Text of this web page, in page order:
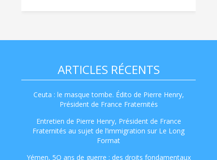
ARTICLES RÉCENTS
Ceuta : le masque tombe. Édito de Pierre Henry,
Président de France Fraternités
Entretien de Pierre Henry, Président de France
Fraternités au sujet de l’immigration sur Le Long
Format
Yémen, 5O ans de guerre : des droits fondamentaux